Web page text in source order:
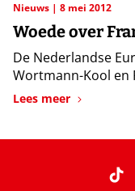
Nieuws 8 mei 2012
Woede over
De Nederlandse
Wortmann-Kool en
Lees meer